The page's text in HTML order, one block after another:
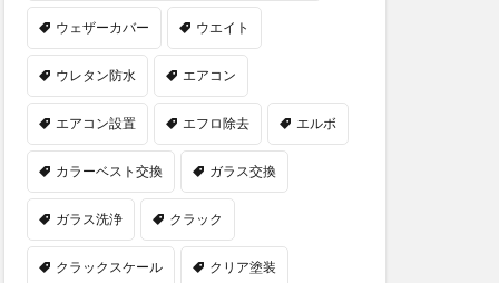
ウェザーカバー ウエイト
ウレタン防水 エアコン
エアコン設置 エフロ除去 エルボ
カラーベスト交換 ガラス交換
ガラス洗浄 クラック
クラックスケール クリア塗装